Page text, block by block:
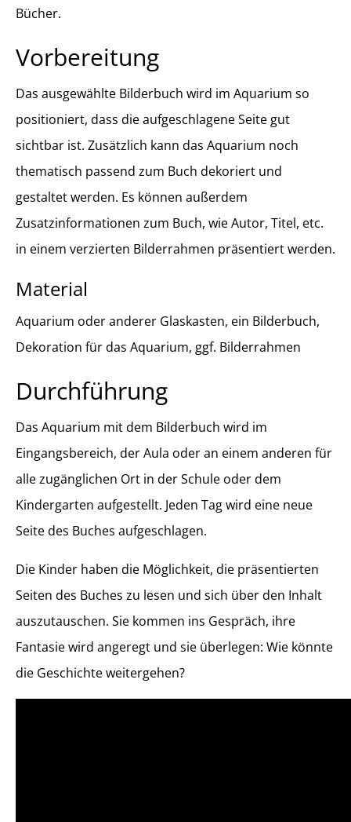
Bücher.
Vorbereitung
Das ausgewählte Bilderbuch wird im Aquarium so
positioniert, dass die aufgeschlagene Seite gut
sichtbar ist. Zusätzlich kann das Aquarium noch
thematisch passend zum Buch dekoriert und
gestaltet werden. Es können außerdem
Zusatzinformationen zum Buch, wie Autor, Titel, etc.
in einem verzierten Bilderrahmen präsentiert werden.
Material
Aquarium oder anderer Glaskasten, ein Bilderbuch,
Dekoration für das Aquarium, ggf. Bilderrahmen
Durchführung
Das Aquarium mit dem Bilderbuch wird im
Eingangsbereich, der Aula oder an einem anderen für
alle zugänglichen Ort in der Schule oder dem
Kindergarten aufgestellt. Jeden Tag wird eine neue
Seite des Buches aufgeschlagen.
Die Kinder haben die Möglichkeit, die präsentierten
Seiten des Buches zu lesen und sich über den Inhalt
auszutauschen. Sie kommen ins Gespräch, ihre
Fantasie wird angeregt und sie überlegen: Wie könnte
die Geschichte weitergehen?